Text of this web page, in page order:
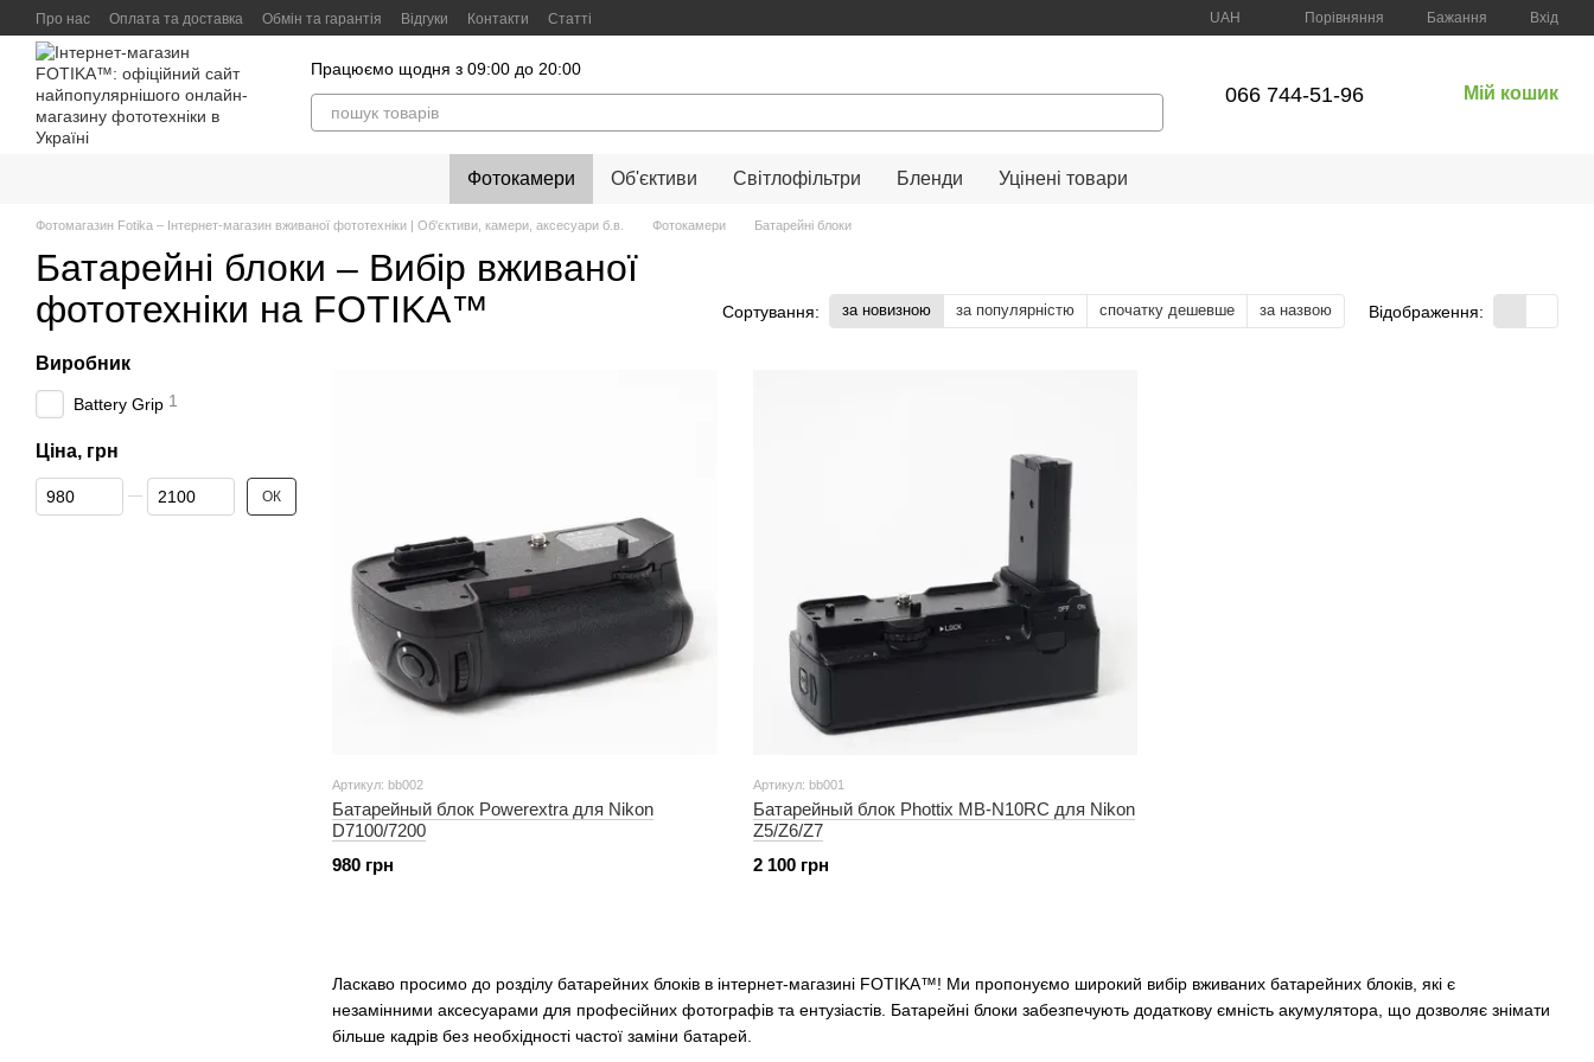
Перейти до основного контенту
Про нас Оплата та доставка Обмін та гарантія Відгуки Контакти Статті UAH Порівняння Бажання Вхід
Працюємо щодня з 09:00 до 20:00
066 744-51-96 Мій кошик
Фотокамери Об'єктиви Світлофільтри Бленди Уцінені товари
Фотомагазин Fotika – Інтернет-магазин вживаної фототехніки | Об'єктиви, камери, аксесуари б.в. Фотокамери Батарейні блоки
Батарейні блоки – Вибір вживаної
фототехніки на FOTIKA™
Сортування: за новизною за популярністю спочатку дешевше за назвою Відображення:
Ласкаво просимо до розділу батарейних блоків в інтернет-магазині FOTIKA™! Ми пропонуємо широкий вибір вживаних батарейних блоків, які є
незамінними аксесуарами для професійних фотографів та ентузіастів. Батарейні блоки забезпечують додаткову ємність акумулятора, що дозволяє знімати
більше кадрів без необхідності частої заміни батарей.
Артикул: bb002
Батарейный блок Powerextra для Nikon
D7100/7200
980 грн
Артикул: bb001
Батарейный блок Phottix MB-N10RC для Nikon
Z5/Z6/Z7
2 100 грн
Виробник
Battery Grip 1
Ціна, грн
Від Ціна, грн
До Ціна, грн ОК